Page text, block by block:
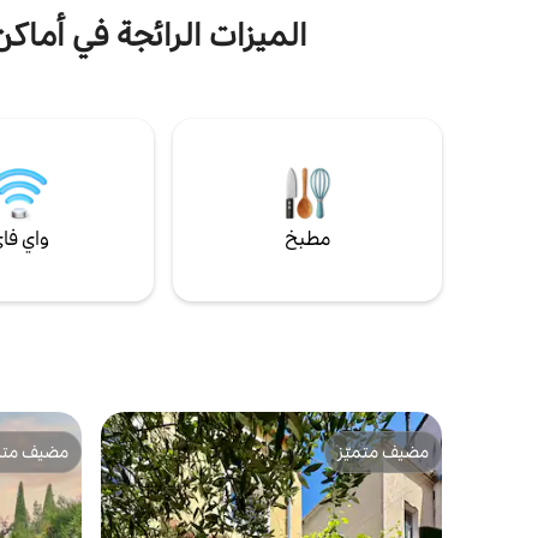
بومبيدو، وشارع مونتورجوي ومتاجر الطعام
الخاصة به، وأحياء ماريه وهال اللذان ينبضان
الميزات الرائجة في
مطبخ واي
مضيف متميّز
مضيف متميّز
مضيف
مضيف